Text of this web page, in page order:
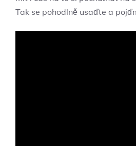
Tak se pohodlně usaďte a